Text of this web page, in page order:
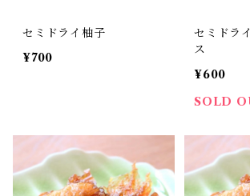
セミドライ柚子
¥700
セミドラ
ス
¥600
SOLD